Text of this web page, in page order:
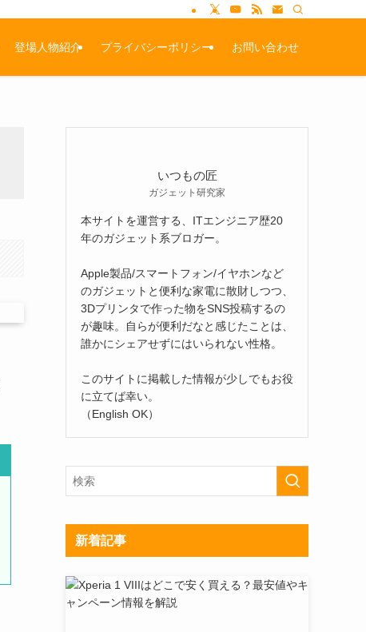
登場人物紹介 プライバシーポリシー お問い合わせ
いつもの匠
ガジェット研究家
本サイトを運営する、ITエンジニア歴20
年のガジェット系ブロガー。
Apple製品/スマートフォン/イヤホンなど
のガジェットと便利な家電に散財しつつ、
3Dプリンタで作った物をSNS投稿するの
が趣味。自らが便利だなと感じたことは、
誰かにシェアせずにはいられない性格。
このサイトに掲載した情報が少しでもお役
に立てば幸い。
（English OK）
新着記事